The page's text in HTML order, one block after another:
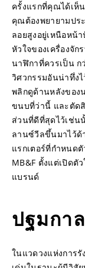
ครั้งแรกที่คุณได้เห็
คุณต้องพยายามปร
ลอยสูงอยู่เหนือหน้
หัวใจของเครื่องจั
นาฬิกาที่ควรเป็น
วิศวกรรมอันน่าทึ่ง
พลิกดูด้านหลังของ
ขนบที่ว่านี้ และตัด
ส่วนที่ดีที่สุดไว้เช่น
ลานซ์วีลขึ้นมาไว้ด้
แรกเตอร์ที่กำหนด
MB&F ตั้งแต่เปิดตั
แบรนด์
ปฐมกา
ในแวดวงแห่งการ